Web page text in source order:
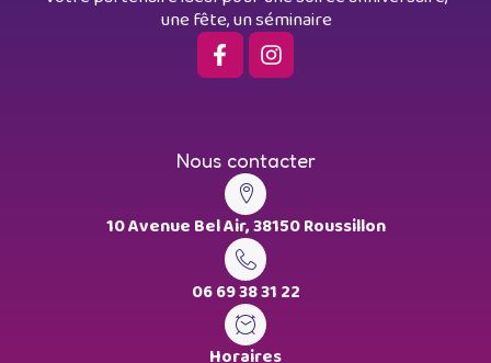
une fête, un séminaire
Nous contacter
10 Avenue Bel Air, 38150 Roussillon
06 69 38 31 22
Horaires